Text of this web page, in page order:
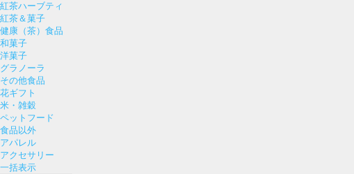
紅茶ハーブティ
紅茶＆菓子
健康（茶）食品
和菓子
洋菓子
グラノーラ
その他食品
花ギフト
米・雑穀
ペットフード
食品以外
アパレル
アクセサリー
一括表示